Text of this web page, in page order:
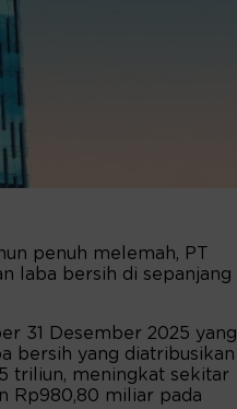
penuh melemah, PT
laba bersih di sepanjang
31 Desember 2025 yang
bersih yang diatribusikan
triliun, meningkat sekitar
Rp980,80 miliar pada